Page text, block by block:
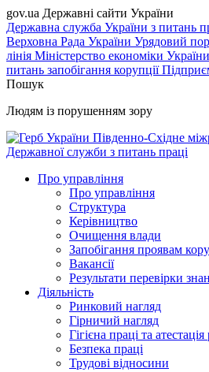
gov.ua Державні сайти України
Державна служба України з питань
Верховна Рада України Урядовий
лінія Міністерство економіки України
питань запобігання корупції
Пошук
Людям із порушенням зору
Південно-Східне
Державної служби з питань праці
Про управління
Про управління
Структура
Керівництво
Очищення влади
Запобігання проявам
Вакансії
Результати перевірки
Діяльність
Ринковий нагляд
Гірничий нагляд
Гігієна праці та
Безпека праці
Трудові відносини